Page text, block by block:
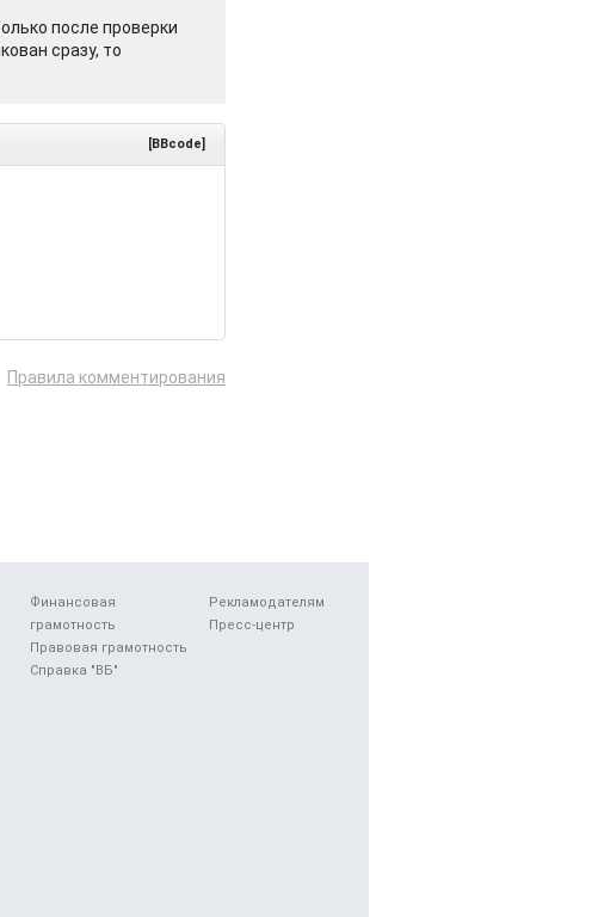
после проверки
сразу, то
[BBcode]
Правила комментирования
Финансовая
грамотность
Правовая грамотность
Справка "ВБ"
Рекламодателям
Пресс-центр